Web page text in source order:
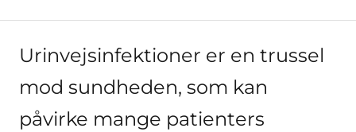
Urinvejsinfektioner er en trussel
mod sundheden, som kan
påvirke mange patienters